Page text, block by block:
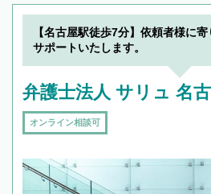
【名古屋駅徒歩7分】依頼者様に
サポートいたします。
弁護士法人 サリュ 名
オンライン相談可